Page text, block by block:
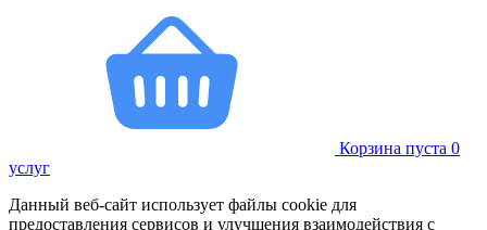
Корзина пуста 0
услуг
Данный веб-сайт использует файлы cookie для
предоставления сервисов и улучшения взаимодействия с